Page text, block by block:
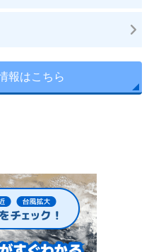
報はこちら